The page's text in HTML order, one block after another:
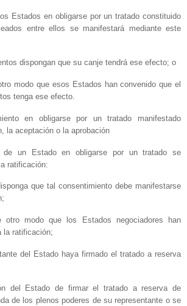
Estados en obligarse por un tratado constituido
entre ellos se manifestará mediante este
dispongan que su canje tendrá ese efecto; o
modo que esos Estados han convenido que el
tenga ese efecto.
en obligarse por un tratado manifestado
la aceptación o la aprobación
de un Estado en obligarse por un tratado se
ratificación:
que tal consentimiento debe manifestarse
otro modo que los Estados negociadores han
la ratificación;
del Estado haya firmado el tratado a reserva
del Estado de firmar el tratado a reserva de
de los plenos poderes de su representante o se